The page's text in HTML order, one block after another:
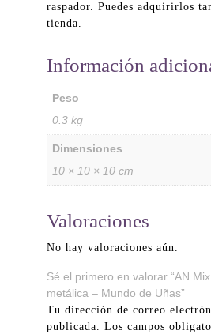
raspador. Puedes adquirirlos
tienda.
Información
Peso
0.3 kg
Dimensiones
10 × 10 × 10 cm
Valoraciones
No hay valoraciones aún.
Sé el primero en valorar “AN
metálica – Mundo de Uñas”
Tu dirección de correo
publicada. Los campos